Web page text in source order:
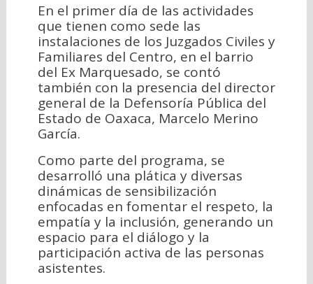
En el primer día de las actividades
que tienen como sede las
instalaciones de los Juzgados Civiles y
Familiares del Centro, en el barrio
del Ex Marquesado, se contó
también con la presencia del director
general de la Defensoría Pública del
Estado de Oaxaca, Marcelo Merino
García.
Como parte del programa, se
desarrolló una plática y diversas
dinámicas de sensibilización
enfocadas en fomentar el respeto, la
empatía y la inclusión, generando un
espacio para el diálogo y la
participación activa de las personas
asistentes.